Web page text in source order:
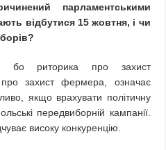
парламентськими
відбутися 15 жовтня, і чи
бо риторика про захист
про захист фермера, означає
якщо врахувати політичну
передвиборній кампанії.
високу конкуренцію.